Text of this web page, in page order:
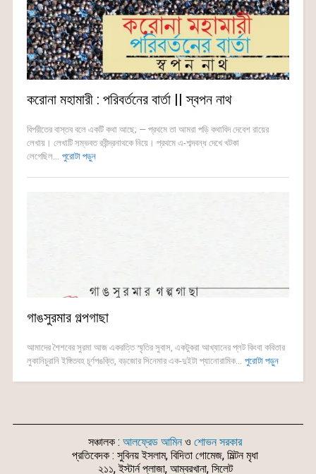
করোনা মহামারী : পরিবর্তনের বার্তা || স্বপন নাথ
বিপরীতের বাস্তব বলে একটি কথা আছে; — প্রথমে তা আমরা পড়ি কথাবিদ দেবেশ রায়ের
লেখায়। লেখাটি সম্ভবত রবীন্দ্রনাথকে নিয়ে। প্রথমে এ-শব্দবন্ধ দেখে খটকা
লেগেছিল... পুরোটা পড়ুন
গাঙসুরমার গল্পগাছা
আমাদের শৈশবের সুরমা আজ একরত্তি স্মৃতির সুবাস, একটুকরা আখ্যানের প্লট কিংবা কবিতার
লুকানিচুরানি ইঙ্গিতবহ চূর্ণপঙক্তি, বড়জোর সিনেমার এক-দুইটা প্যানোরামিক... পুরোটা পড়ুন
সঞ্চালক : আলফ্রেড আমিনও শোভন সরকার
প্রতিবেদক : সুবিনয় ইসলাম, বিদিতা গোমেজ, মিল্টন মৃধা
২১১, ইস্টার্ন প্লাজা, আম্বরখানা, সিলেট